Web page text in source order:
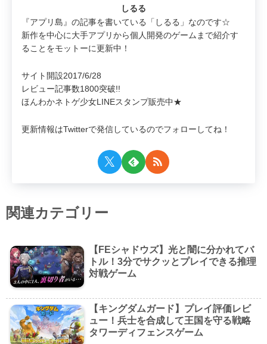
しるる
『アプリ島』の記事を書いている「しるる」なのです☆
新作を中心に大手アプリから個人開発のゲームまで紹介す
ることをモットーに更新中！
サイト開設2017/6/28
レビュー記事数1800突破!!
ほんわかネトゲ少女LINEスタンプ販売中★
更新情報はTwitterで発信しているのでフォローしてね！
関連カテゴリー
【FEシャドウズ】光と闇に分かれてバ
トル！3分でサクッとプレイできる推理
対戦ゲーム
【キングダムガード】プレイ評価レビ
ュー！兵士を合成して王国を守る戦略
タワーディフェンスゲーム